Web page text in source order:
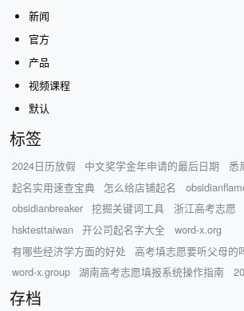
新闻
官方
产品
视频课程
默认
标签
2024日历放假 中文奖学金年申请的最后日期
悉
起名实用速查宝典
怎么给店铺起名
obsidianbreaker
挖掘关键词工具 浙江高考志愿
hsktesttaiwan
开公司起名字大全
word-x.org
有哪些经济学方面的好处
高考填志愿要听父母的
word-x.group
湖南高考志愿填报系统操作指南
存档